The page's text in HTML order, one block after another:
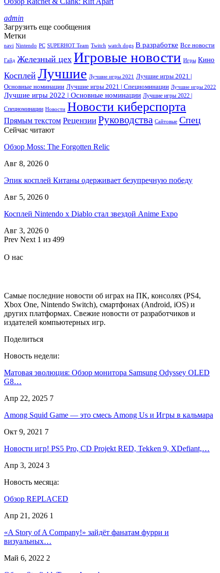
admin
Загрузить еще сообщения
Метки
navi Nintendo PC SUPERHOT Team Twitch watch dogs В разработке Все новости
Гайд Железный цех Игровые новости Игры Кино
Косплей Лучшие Лучшие игры 2021
Лучшие игры 2021 |
Основные номинации Лучшие игры 2021 | Спецноминации Лучшие игры 2022
Лучшие игры 2022 | Основные номинации Лучшие игры 2022 |
Спецноминации Новости Новости киберспорта
Прямым текстом Рецензии Руководства Сайтовые Спец
Сейчас читают
Обзор Moss: The Forgotten Relic
Авг 8, 2026 0
Эпик косплей Китаны одерживает безупречную победу
Авг 5, 2026 0
Косплей Nintendo x Diablo стал звездой Anime Expo
Авг 3, 2026 0
Prev Next 1 из 499
О нас
Самые последние новости об играх на ПК, консолях (PS4,
Xbox One, Nintendo Switch), смартфонах (Android, iOS) и
других платформах. Свежие новости от разработчиков и
издателей компьютерных игр.
Поделиться
Новость недели:
Матовая эволюция: Обзор монитора Samsung Odyssey OLED
G8…
Апр 22, 2025 7
Among Squid Game — это смесь Among Us и Игры в кальмара
Окт 9, 2021 7
Новости игр! PS5 Pro, CD Projekt RED, Tekken 9, XDefiant,…
Апр 3, 2024 3
Новость месяца:
Обзор REPLACED
Апр 21, 2026 1
«A Story of A Company!» зайдёт фанатам фурри и
визуальных…
Май 6, 2022 2